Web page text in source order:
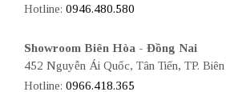
Hotline: 0946.480.580
Showroom Biên Hòa - Đồng Nai
452 Nguyễn Ái Quốc, Tân Tiến, TP.
Hotline: 0966.418.365